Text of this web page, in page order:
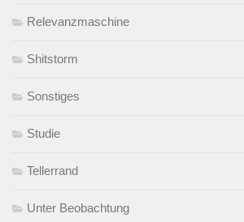
Relevanzmaschine
Shitstorm
Sonstiges
Studie
Tellerrand
Unter Beobachtung